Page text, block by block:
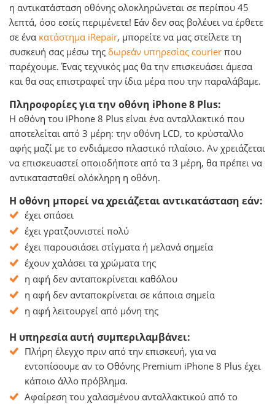
η αντικατάσταση οθόνης ολοκληρώνεται σε περίπου 45
λεπτά, όσο εσείς περιμένετε! Εάν δεν σας βολέυει να έρθετε
σε ένα κατάστημα iRepair, μπορείτε να μας στείλετε τη
συσκευή σας μέσω της δωρεάν υπηρεσίας courier που
παρέχουμε. Ένας τεχνικός μας θα την επισκευάσει άμεσα
και θα σας επιστραφεί την ίδια μέρα που την παραλάβαμε.
Πληροφορίες για την οθόνη iPhone 8 Plus:
Η οθόνη του iPhone 8 Plus είναι ένα ανταλλακτικό που
αποτελείται από 3 μέρη: την οθόνη LCD, το κρύσταλλο
αφής μαζί με το ενδιάμεσο πλαστικό πλαίσιο. Αν χρειάζεται
να επισκευαστεί οποιοδήποτε από τα 3 μέρη, θα πρέπει να
αντικατασταθεί ολόκληρη η οθόνη.
Η οθόνη μπορεί να χρειάζεται αντικατάσταση εάν:
έχει σπάσει
έχει γρατζουνιστεί πολύ
έχει παρουσιάσει στίγματα ή μελανά σημεία
έχουν χαλάσει τα χρώματα της
η αφή δεν ανταποκρίνεται καθόλου
η αφή δεν ανταποκρίνεται σε κάποια σημεία
η αφή λειτουργεί από μόνη της
Η υπηρεσία αυτή συμπεριλαμβάνει:
Πλήρη έλεγχο πριν από την επισκευή, για να
εντοπίσουμε αν το Οθόνης Premium iPhone 8 Plus έχει
κάποιο άλλο πρόβλημα.
Αφαίρεση του χαλασμένου ανταλλακτικού από το